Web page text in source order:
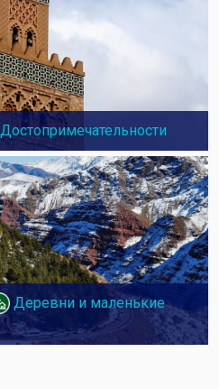
Достопримечательности
Деревни и маленькие